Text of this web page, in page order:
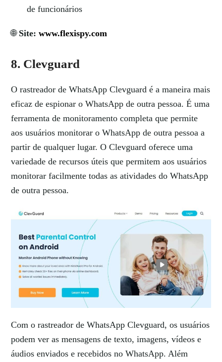
de funcionários
🌐 Site:www.flexispy.com
8. Clevguard
O rastreador de WhatsApp Clevguard é a maneira mais
eficaz de espionar o WhatsApp de outra pessoa. É uma
ferramenta de monitoramento completa que permite
aos usuários monitorar o WhatsApp de outra pessoa a
partir de qualquer lugar. O Clevguard oferece uma
variedade de recursos úteis que permitem aos usuários
monitorar facilmente todas as atividades do WhatsApp
de outra pessoa.
Com o rastreador de WhatsApp Clevguard, os usuários
podem ver as mensagens de texto, imagens, vídeos e
áudios enviados e recebidos no WhatsApp. Além